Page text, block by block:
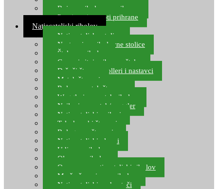
Boje za ribolovnu prihranu
Provjereni recepti prihrane
Natjecateljski ribolov
Natjecateljske stolice
Nastavci za ribolovne stolice
Šteke za ribolov
Gume i sitni pribor za šteku
Držači štapova rolleri i nastavci
Match štapovi
Role za match štapove
Waggleri za match ribolov
Najloni za match/waggler
Natjecateljski najloni
Teleskopski štapovi
Bolognese štapovi
Natjecateljski plovci
Udice za ribolov
Olovo za ribolov
Oprema za natjecateljski ribolov
Mreže čuvarice za ribolov
Natjecateljski podmetači